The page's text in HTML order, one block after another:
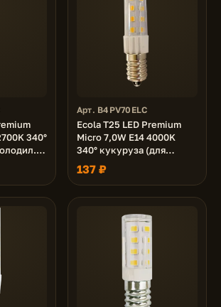
340°
65x16
Арт. B4PV70ELC
Ecola T25 LED Premium
Micro 7,0W E14 4000K
340° кукуруза (для
холодил., шв. машинки и
т.д.) 65x16 mm
137 ₽